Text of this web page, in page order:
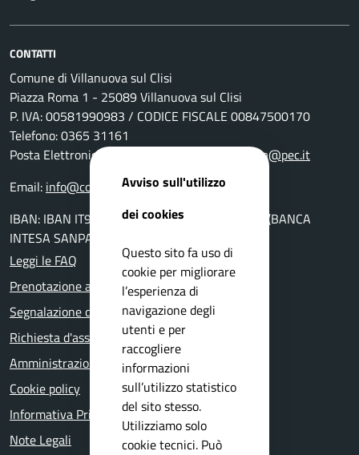
CONTATTI
Comune di Villanuova sul Clisi
Piazza Roma 1 - 25089 Villanuova sul Clisi
P. IVA: 00581990983 / CODICE FISCALE 00847500170
Telefono: 0365 31161
Posta Elettronica Certificata:
comunevillanuova@pec.it
Email: info@comune.villanuova-sul-clisi.bs.it
IBAN: IBAN IT94K0306954560100000046010 (BANCA
INTESA SANPAOLO AG. DI GAVARDO)
Leggi le FAQ
Prenotazione appuntamento
Segnalazione disservizio
Richiesta d'assistenza
Amministrazione trasparente
Cookie policy
Informativa Privacy
Note Legali
Avviso sull'utilizzo
dei cookies
Questo sito fa uso di
cookie per migliorare
l’esperienza di
navigazione degli
utenti e per
raccogliere
informazioni
sull’utilizzo statistico
del sito stesso.
Utilizziamo solo
cookie tecnici. Può